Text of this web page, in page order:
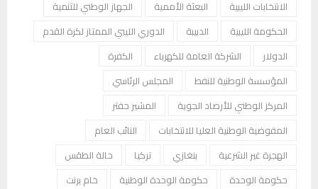
الانتخابات الليبية
البعثة الأممية
الجهاز الوطني للتنمية
الحكومة الليبية
الدبيبة
الدوري الليبي الممتاز لكرة القدم
الدولار
الشركة العامة للكهرباء
الكفرة
المؤسسة الوطنية للنفط
المجلس الرئاسي
المركز الوطني للأرصاد الجوية
المشير حفتر
المفوضية الوطنية العليا للانتخابات
النائب العام
الهجرة غير الشرعية
بنغازي تركيا
حالة الطقس
حكومة الوحدة
حكومة الوحدة الوطنية
خام برنت